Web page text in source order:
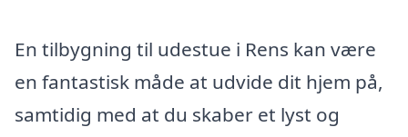
En tilbygning til udestue i Rens kan være
en fantastisk måde at udvide dit hjem på,
samtidig med at du skaber et lyst og